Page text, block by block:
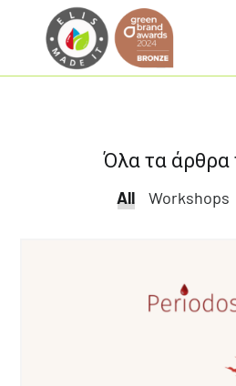
Όλα τα άρθρα
All
All Workshops